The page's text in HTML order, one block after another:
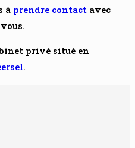
à prendre contact avec
privé situé en
.